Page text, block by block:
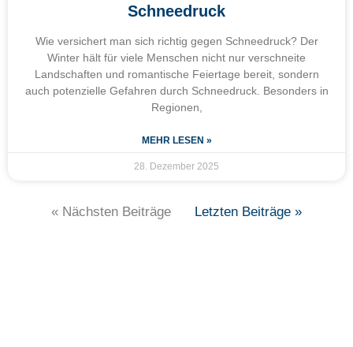
Schneedruck
Wie versichert man sich richtig gegen Schneedruck? Der
Winter hält für viele Menschen nicht nur verschneite
Landschaften und romantische Feiertage bereit, sondern
auch potenzielle Gefahren durch Schneedruck. Besonders in
Regionen,
MEHR LESEN »
28. Dezember 2025
« Nächsten Beiträge Letzten Beiträge »